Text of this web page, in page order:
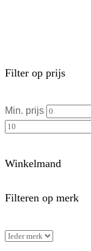
Filter op prijs
Min. prijs
Winkelmand
Filteren op merk